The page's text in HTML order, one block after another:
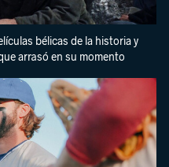
bélicas de la historia y
arrasó en su momento